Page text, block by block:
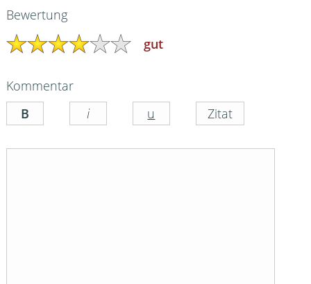
Bewertung
gut
Kommentar